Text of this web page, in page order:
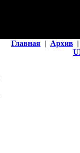
Главная | Архив |